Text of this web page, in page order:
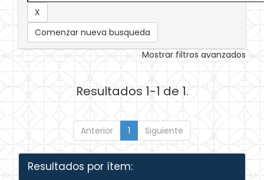
Comenzar nueva busqueda
Mostrar filtros avanzados
Resultados 1-1 de 1.
Anterior 1 Siguiente
Resultados por ítem: